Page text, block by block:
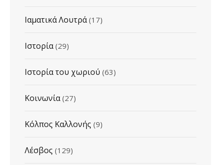
Ιαματικά Λουτρά(17)
Ιστορία(29)
Ιστορία του χωριού (63)
Κοινωνία(27)
Κόλπος Καλλονής (9)
Λέσβος (129)